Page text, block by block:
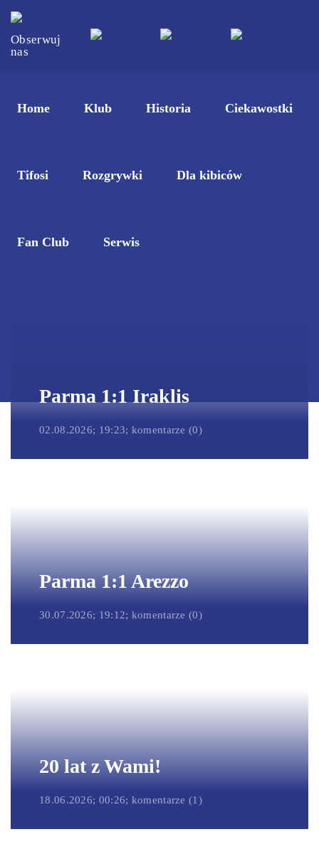
Obserwuj
nas
Home Klub Historia Ciekawostki
Tifosi Rozgrywki Dla kibiców
Fan Club Serwis
Parma 1:1 Iraklis
02.08.2026; 19:23; komentarze (0)
Parma 1:1 Arezzo
30.07.2026; 19:12; komentarze (0)
20 lat z Wami!
18.06.2026; 00:26; komentarze (1)